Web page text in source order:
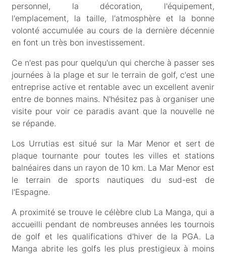
personnel, la décoration, l'équipement,
l'emplacement, la taille, l'atmosphère et la bonne
volonté accumulée au cours de la dernière décennie
en font un très bon investissement.
Ce n'est pas pour quelqu'un qui cherche à passer ses
journées à la plage et sur le terrain de golf, c'est une
entreprise active et rentable avec un excellent avenir
entre de bonnes mains. N'hésitez pas à organiser une
visite pour voir ce paradis avant que la nouvelle ne
se répande.
Los Urrutias est situé sur la Mar Menor et sert de
plaque tournante pour toutes les villes et stations
balnéaires dans un rayon de 10 km. La Mar Menor est
le terrain de sports nautiques du sud-est de
l'Espagne.
A proximité se trouve le célèbre club La Manga, qui a
accueilli pendant de nombreuses années les tournois
de golf et les qualifications d'hiver de la PGA. La
Manga abrite les golfs les plus prestigieux à moins